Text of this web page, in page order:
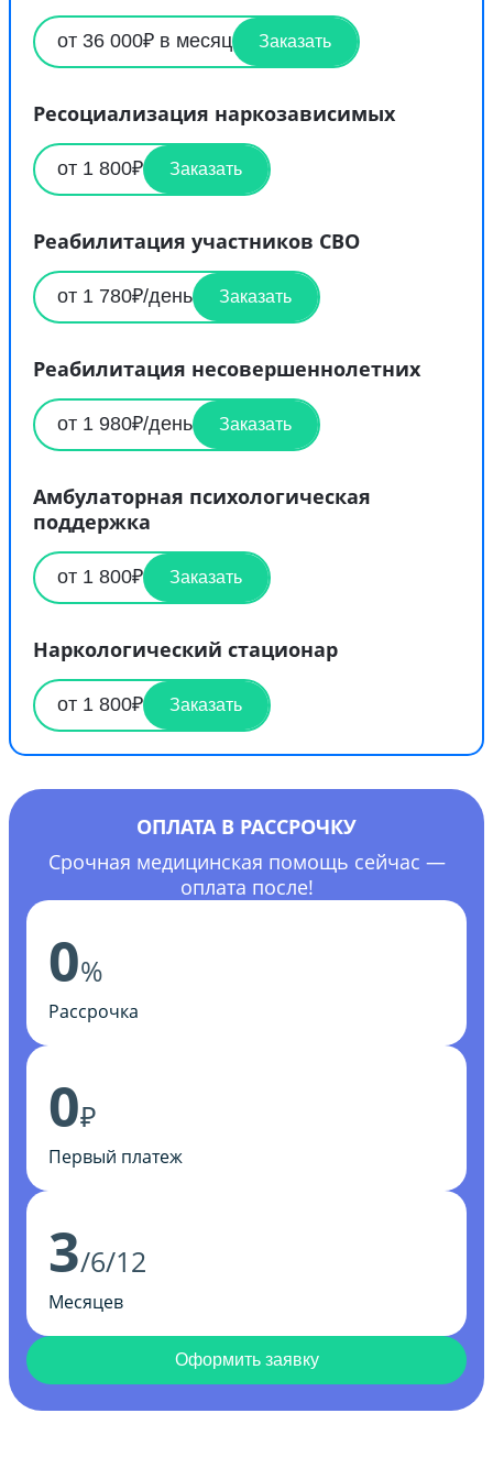
от 36 000₽ в месяц Заказать
Ресоциализация наркозависимых
от 1 800₽ Заказать
Реабилитация участников СВО
от 1 780₽/день Заказать
Реабилитация несовершеннолетних
от 1 980₽/день Заказать
Амбулаторная психологическая
поддержка
от 1 800₽ Заказать
Наркологический стационар
от 1 800₽ Заказать
ОПЛАТА В РАССРОЧКУ
Срочная медицинская помощь сейчас —
оплата после!
0%
Рассрочка
0₽
Первый платеж
3/6/12
Месяцев
Оформить заявку